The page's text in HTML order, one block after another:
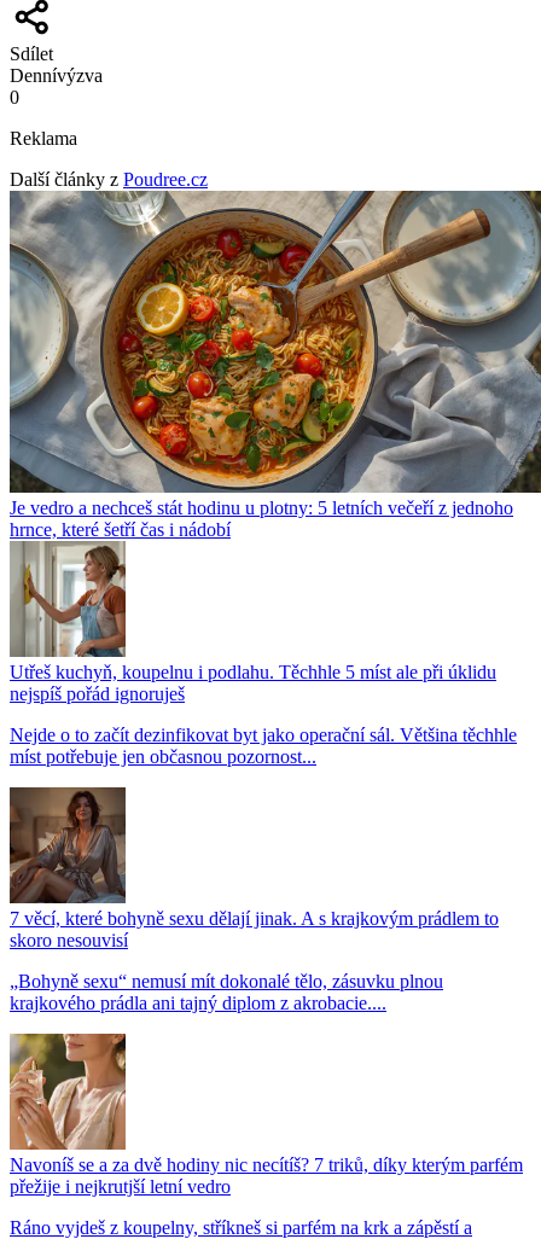
Sdílet
Dennívýzva
0
Reklama
Další články z Poudree.cz
Je vedro a nechceš stát hodinu u plotny: 5 letních večeří z jednoho
hrnce, které šetří čas i nádobí
Utřeš kuchyň, koupelnu i podlahu. Těchhle 5 míst ale při úklidu
nejspíš pořád ignoruješ
Nejde o to začít dezinfikovat byt jako operační sál. Většina těchhle
míst potřebuje jen občasnou pozornost...
7 věcí, které bohyně sexu dělají jinak. A s krajkovým prádlem to
skoro nesouvisí
„Bohyně sexu“ nemusí mít dokonalé tělo, zásuvku plnou
krajkového prádla ani tajný diplom z akrobacie....
Navoníš se a za dvě hodiny nic necítíš? 7 triků, díky kterým parfém
přežije i nejkrutjší letní vedro
Ráno vyjdeš z koupelny, stříkneš si parfém na krk a zápěstí a